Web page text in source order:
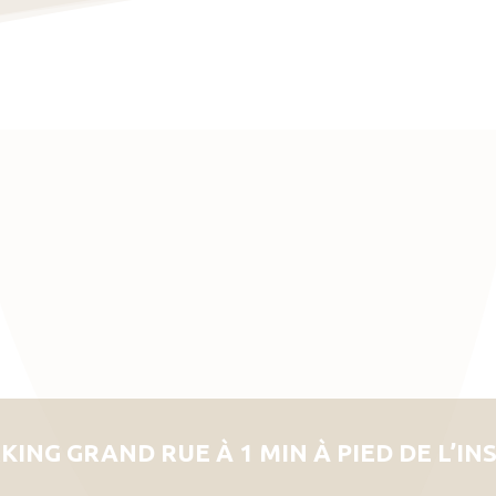
GRAND RUE À 1 MIN À PIED DE